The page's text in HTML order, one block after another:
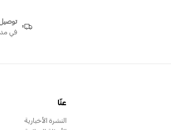
في
عنّا
النشرة الأخبارية